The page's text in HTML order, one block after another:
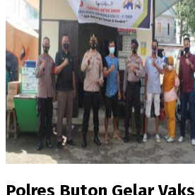
Polres Buton Gelar